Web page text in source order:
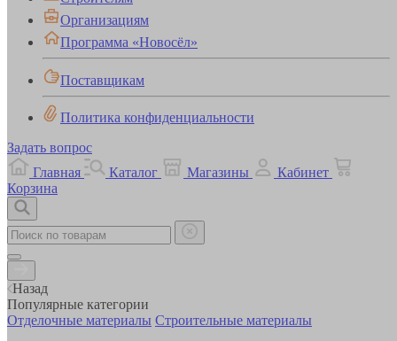
Организациям
Программа «Новосёл»
Поставщикам
Политика конфиденциальности
Задать вопрос
Главная
Каталог Магазины
Кабинет
Корзина
Назад
Популярные категории
Отделочные материалы Строительные материалы